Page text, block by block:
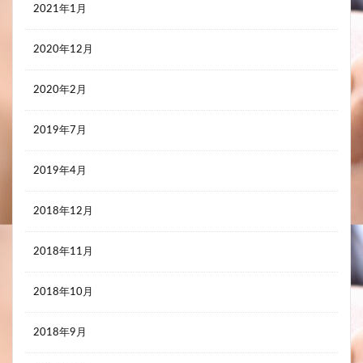
2021年1月
2020年12月
2020年2月
2019年7月
2019年4月
2018年12月
2018年11月
2018年10月
2018年9月